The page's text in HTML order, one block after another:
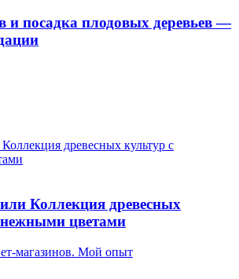
и посадка плодовых деревьев —
древесных культур с
Коллекция древесных
цветами
магазинов. Мой опыт